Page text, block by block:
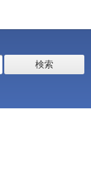
検索